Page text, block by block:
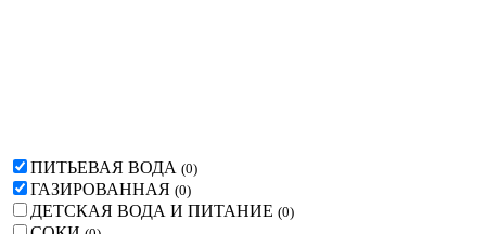
ПИТЬЕВАЯ ВОДА (0)
ГАЗИРОВАННАЯ (0)
ДЕТСКАЯ ВОДА И ПИТАНИЕ (0)